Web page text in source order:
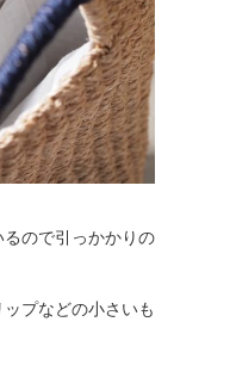
ので引っかかりの
プなどの小さいも